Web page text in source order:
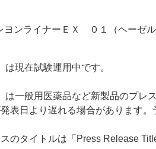
ヨンライナーＥＸ ０１（ヘーゼ
現在試験運用中です。
は一般用医薬品など新製品のプレ
表日より遅れる場合があります。
のタイトルは「Press Release